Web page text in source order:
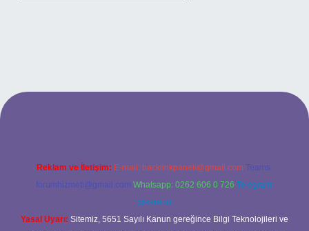
giriş
Reklam ve İletişim: E-mail: backlinkpaneli@gmail.com Teams:
forumhizmeti@gmail.com Whatsapp: 0262 606 0 726 Telegram:
@karabul
Yasal Uyarı: Sitemiz, 5651 Sayılı Kanun gereğince Bilgi Teknolojileri ve